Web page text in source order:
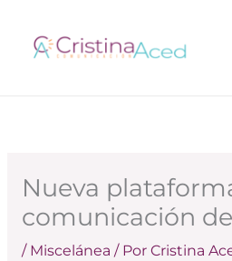
contenido
Nueva
comunicación
/ Miscelánea / Por Cristina